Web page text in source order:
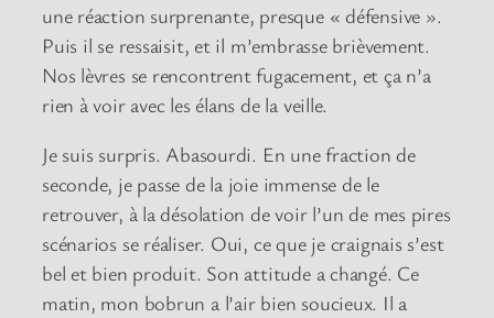
une réaction surprenante, presque « défensive ».
Puis il se ressaisit, et il m’embrasse brièvement.
Nos lèvres se rencontrent fugacement, et ça n’a
rien à voir avec les élans de la veille.
Je suis surpris. Abasourdi. En une fraction de
seconde, je passe de la joie immense de le
retrouver, à la désolation de voir l’un de mes pires
scénarios se réaliser. Oui, ce que je craignais s’est
bel et bien produit. Son attitude a changé. Ce
matin, mon bobrun a l’air bien soucieux. Il a